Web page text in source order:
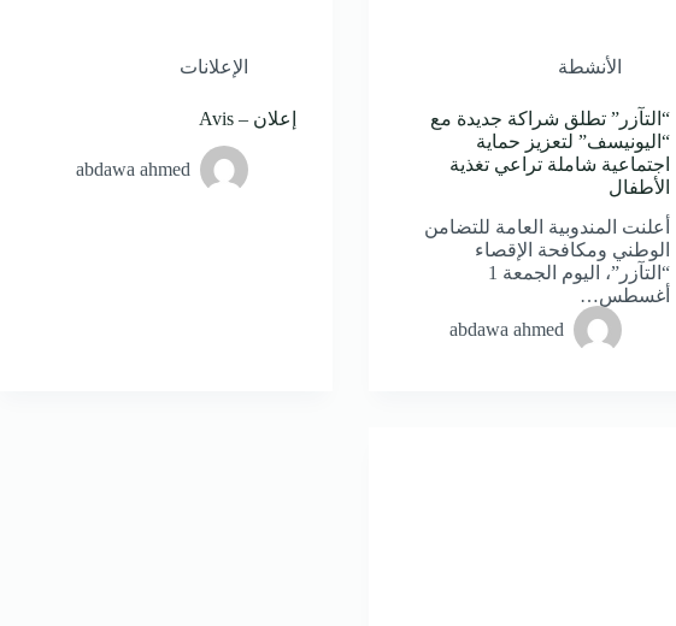
الأنشطة
“التآزر” تطلق شراكة جديدة مع
“اليونيسف” لتعزيز حماية
اجتماعية شاملة تراعي تغذية
الأطفال
أعلنت المندوبية العامة للتضامن
الوطني ومكافحة الإقصاء
“التآزر”، اليوم الجمعة 1
أغسطس…
abdawa ahmed
الإعلانات
إعلان – Avis
abdawa ahmed